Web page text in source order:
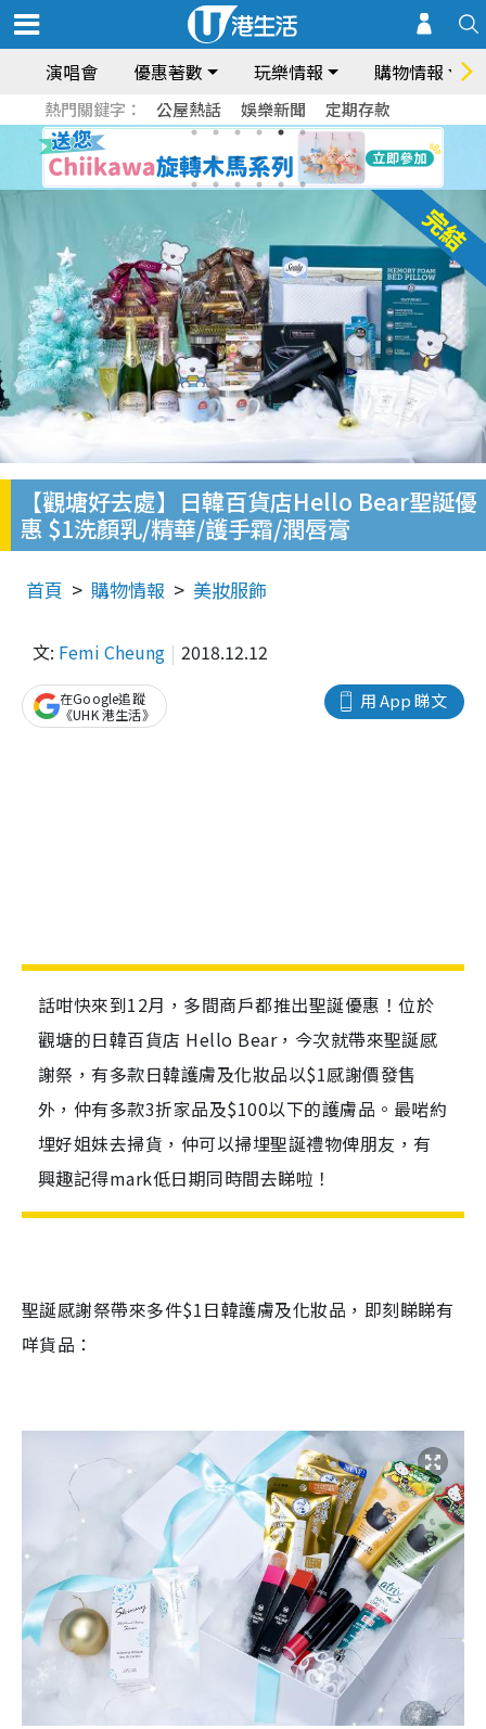
演唱會 優惠著數 玩樂情報 購物情報
熱門關鍵字： 公屋熱話 娛樂新聞 定期存款
【觀塘好去處】日韓百貨店Hello Bear聖誕優
惠 $1洗顏乳/精華/護手霜/潤唇膏
首頁 購物情報 美妝服飾
文: Femi Cheung 2018.12.12
用 App 睇文
在Google追蹤
《UHK 港生活》
話咁快來到12月，多間商戶都推出聖誕優惠！位於
觀塘的日韓百貨店 Hello Bear，今次就帶來聖誕感
謝祭，有多款日韓護膚及化妝品以$1感謝價發售
外，仲有多款3折家品及$100以下的護膚品。最啱約
埋好姐妹去掃貨，仲可以掃埋聖誕禮物俾朋友，有
興趣記得mark低日期同時間去睇啦！
聖誕感謝祭帶來多件$1日韓護膚及化妝品，即刻睇睇有
咩貨品：